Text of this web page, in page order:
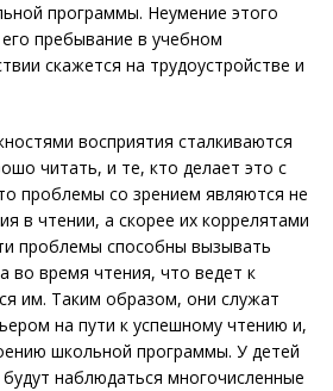
программы. Неумение этого
пребывание в учебном
скажется на трудоустройстве и
восприятия сталкиваются
читать, и те, кто делает это с
проблемы со зрением являются не
в чтении, а скорее их коррелятами
проблемы способны вызывать
во время чтения, что ведет к
им. Таким образом, они служат
на пути к успешному чтению и,
школьной программы. У детей
наблюдаться многочисленные